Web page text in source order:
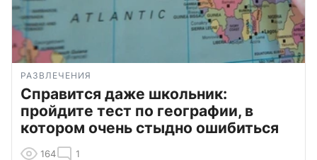
РАЗВЛЕЧЕНИЯ
Справится даже школьник:
пройдите тест по географии, в
котором очень стыдно ошибиться
164 1